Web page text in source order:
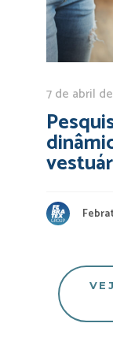
7 de abril